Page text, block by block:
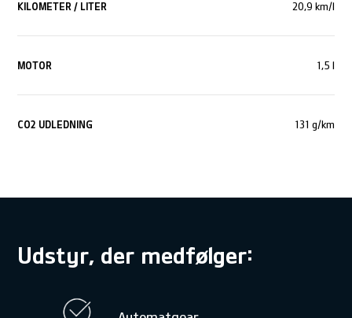
KILOMETER / LITER 20,9 km/l
MOTOR 1,5 l
CO2 UDLEDNING 131 g/km
Udstyr, der medfølger: